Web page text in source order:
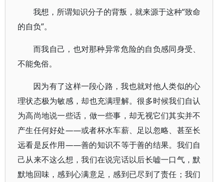
我想，所谓知识分子的背叛，就来源于这种“致命
的自负”。
而我自己，也对那种异常危险的自负感同身受、
不能免俗。
因为有了这样一段心路，我也就对他人类似的心
理状态极为敏感，却也充满理解。很多时候我们自认
为高尚地说一些话，做一些事，却无视它们其实并不
产生任何好处——或者杯水车薪、足以忽略、甚至长
远看是反作用——善的知识不等于善的结果。我们自
己从来不这么想，我们在说完话以后长嘘一口气，默
默地回味，感到心满意足，感到已尽到了责任；我们